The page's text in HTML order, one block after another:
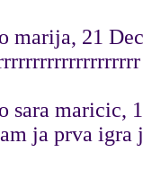
marija, 21
sara maricic,
ja prva igra